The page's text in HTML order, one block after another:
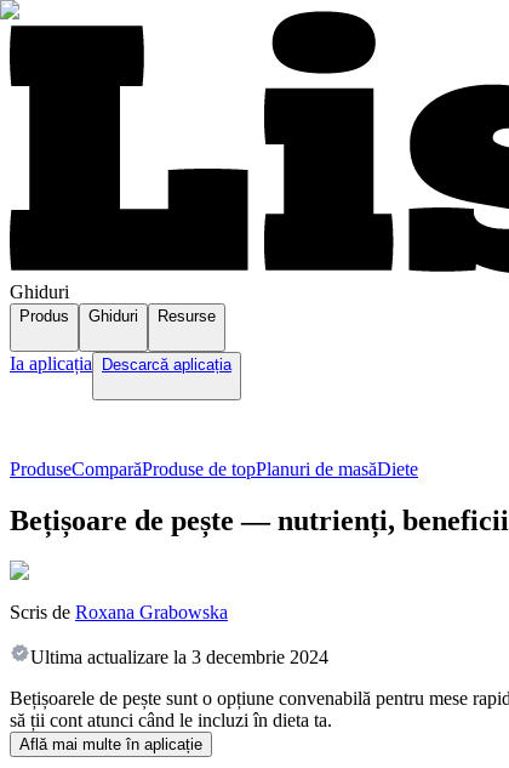
Ghiduri
Produs Ghiduri Resurse
Ia aplicația Descarcă aplicația
ProduseComparăProduse de topPlanuri de masăDiete
Bețișoare de pește — nutrienți,
Scris de Roxana Grabowska
Ultima actualizare la 3 decembrie 2024
Bețișoarele de pește sunt o opțiune convenabilă pentru mese
să ții cont atunci când le incluzi în dieta ta.
Află mai multe în aplicație